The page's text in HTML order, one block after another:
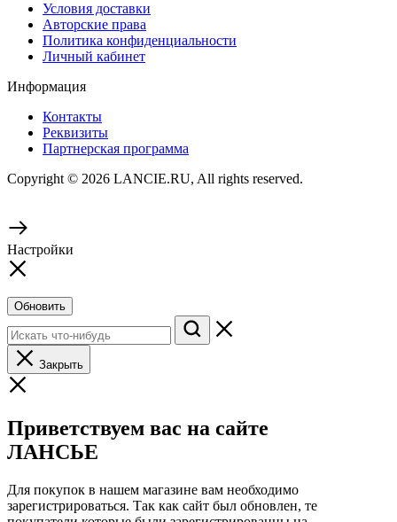
Условия доставки
Авторские права
Политика конфиденциальности
Личный кабинет
Информация
Контакты
Реквизиты
Партнерская программа
Copyright © 2026 LANCIE.RU, All rights reserved.
Настройки
Обновить
Закрыть
Приветствуем вас на сайте
ЛАНСЬЕ
Для покупок в нашем магазине вам необходимо
зарегистрироваться. Так как сайт был обновлен, те